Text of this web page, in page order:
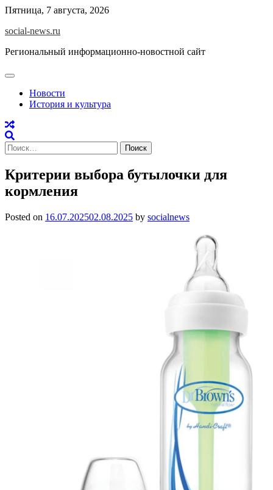
Skip
content
Пятница, 7 августа, 2026
social-news.ru
Региональный информационно-новостной сайт
Новости
История и культура
Найти:
Критерии выбора бутылочки для
кормления
Posted on 16.07.202502.08.2025 by socialnews